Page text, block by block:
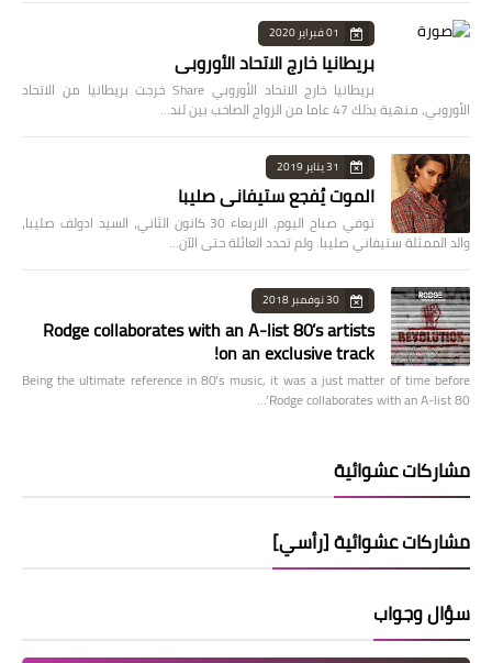
01 فبراير 2020
بريطانيا خارج الاتحاد الأوروبي
بريطانيا خارج الاتحاد الأوروبي Share خرجت بريطانيا من الاتحاد
الأوروبي، منهية بذلك 47 عاما من الزواج الصاخب بين لند…
31 يناير 2019
الموت يُفجع ستيفاني صليبا
توفي صباح اليوم، الاربعاء 30 كانون الثاني، السيد ادولف صليبا،
والد الممثلة ستيفاني صليبا. ولم تحدد العائلة حتى الآن…
30 نوفمبر 2018
Rodge collaborates with an A-list 80’s artists
on an exclusive track!
Being the ultimate reference in 80’s music, it was a just matter of time before
Rodge collaborates with an A-list 80’…
مشاركات عشوائية
مشاركات عشوائية [رأسي]
سؤال وجواب